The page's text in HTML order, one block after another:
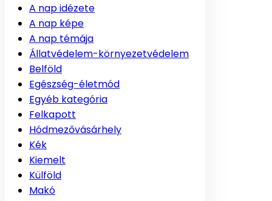
A nap idézete
A nap képe
A nap témája
Állatvédelem-környezetvédelem
Belföld
Egészség-életmód
Egyéb kategória
Felkapott
Hódmezővásárhely
Kék
Kiemelt
Külföld
Makó